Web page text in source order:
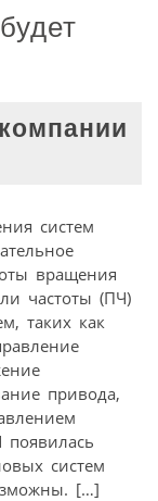
систем
вращения
частоты (ПЧ)
таких как
привода,
появилась
систем
[…]